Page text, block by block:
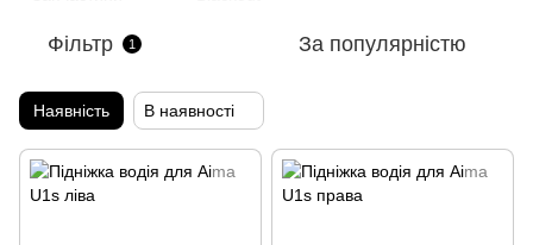
Фільтр 1 За популярністю
Наявність В наявності